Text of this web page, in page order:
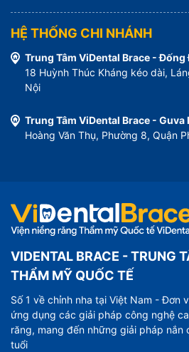
HỆ THỐNG CHI NHÁNH
Trung Tâm ViDental Brace - Đống
18 Huỳnh Thúc Kháng kéo dài,
Nội
Trung Tâm ViDental Brace - Guva
Hoàng Văn Thụ, Phường 8, Quận
VIDENTAL BRACE - TRUNG
THẨM MỸ QUỐC TẾ
Số 1 về chỉnh nha tại Việt Nam - Đơn
ứng dụng các giải pháp công nghệ
răng, mang đến những giải pháp nắn
tuổi